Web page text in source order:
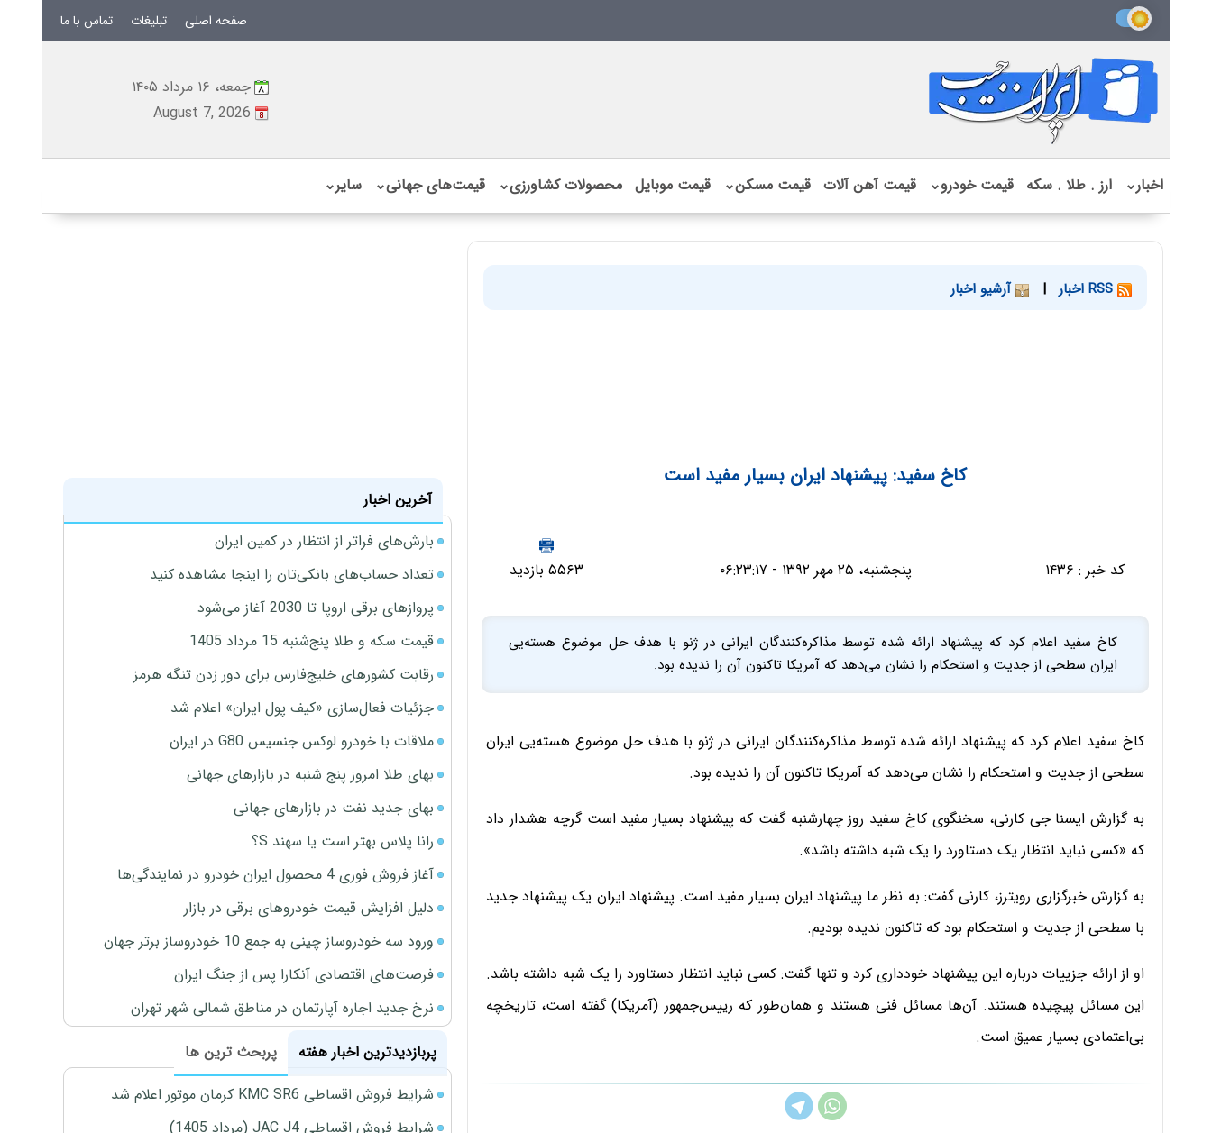
صفحه اصلی تبلیغات تماس با ما
جمعه، ۱۶ مرداد ۱۴۰۵
August 7, 2026
اخبار⌄ ارز . طلا . سکه قیمت خودرو⌄ قیمت آهن آلات قیمت مسکن⌄ قیمت موبایل محصولات کشاورزی⌄ قیمت‌های جهانی⌄ سایر⌄
| آرشیو اخبار
کاخ سفید: پیشنهاد ایران بسیار مفید است
کد خبر : ۱۴۳۶ پنجشنبه، ۲۵ مهر ۱۳۹۲ - ۰۶:۲۳:۱۷ ۵۵۶۳ بازدید
کاخ سفید اعلام کرد که پیشنهاد ارائه شده توسط مذاکره‌کنندگان ایرانی در ژنو با هدف حل موضوع هسته‌یی
ایران سطحی از جدیت و استحکام را نشان می‌دهد که آمریکا تاکنون آن را ندیده بود.
کاخ سفید اعلام کرد که پیشنهاد ارائه شده توسط مذاکره‌کنندگان ایرانی در ژنو با هدف حل موضوع هسته‌یی ایران
سطحی از جدیت و استحکام را نشان می‌دهد که آمریکا تاکنون آن را ندیده بود.
به گزارش ایسنا جی کارنی، سخنگوی کاخ سفید روز چهارشنبه گفت که پیشنهاد بسیار مفید است گرچه هشدار داد
که «کسی نباید انتظار یک دستاورد را یک شبه داشته باشد».
به گزارش خبرگزاری رویترز، کارنی گفت: به نظر ما پیشنهاد ایران بسیار مفید است. پیشنهاد ایران یک پیشنهاد جدید
با سطحی از جدیت و استحکام بود که تاکنون ندیده بودیم.
او از ارائه جزییات درباره این پیشنهاد خودداری کرد و تنها گفت: کسی نباید انتظار دستاورد را یک شبه داشته باشد.
این مسائل پیچیده هستند. آن‌ها مسائل فنی هستند و همان‌طور که رییس‌جمهور (آمریکا) گفته است، تاریخچه
بی‌اعتمادی بسیار عمیق است.
آخرین اخبار
بارش‌های فراتر از انتظار در کمین ایران
تعداد حساب‌های بانکی‌تان را اینجا مشاهده کنید
پروازهای برقی اروپا تا 2030 آغاز می‌شود
قیمت سکه و طلا پنج‌شنبه 15 مرداد 1405
رقابت کشورهای خلیج‌فارس برای دور زدن تنگه هرمز
جزئیات فعال‌سازی «کیف پول ایران» اعلام شد
ملاقات با خودرو لوکس جنسیس G80 در ایران
بهای طلا امروز پنج شنبه در بازارهای جهانی
بهای جدید نفت در بازارهای جهانی
رانا پلاس بهتر است یا سهند S؟
آغاز فروش فوری 4 محصول ایران خودرو در نمایندگی‌ها
دلیل افزایش قیمت خودروهای برقی در بازار
ورود سه خودروساز چینی به جمع 10 خودروساز برتر جهان
فرصت‌های اقتصادی آنکارا پس از جنگ ایران
نرخ جدید اجاره آپارتمان در مناطق شمالی شهر تهران
پربازدیدترین اخبار هفته
پربحث ترین ها
شرایط فروش اقساطی KMC SR6 کرمان موتور اعلام شد
شرایط فروش اقساطی JAC J4 (مرداد 1405)